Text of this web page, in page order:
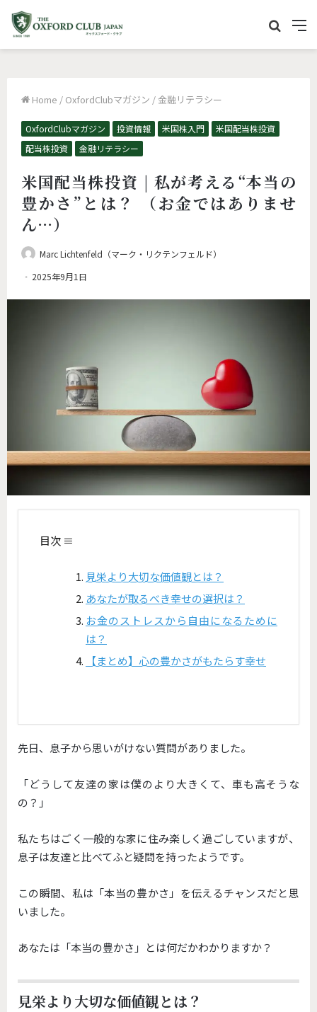
M
e
イ
Home / OxfordClubマガジン / 金融リテラシー
OxfordClubマガジン 投資情報 米国株入門
米国配当株投資
配当株投資
金融リテラシー
米国配当株投資 | 私が考える“本当の
豊かさ”とは？ （お金ではありませ
ん…）
Marc Lichtenfeld（マーク・リクテンフェルド）
2025年9月1日
目次 ≡
見栄より大切な価値観とは？
あなたが取るべき幸せの選択は？
お金のストレスから自由になるために
は？
【まとめ】心の豊かさがもたらす幸せ
先日、息子から思いがけない質問がありました。
「どうして友達の家は僕のより大きくて、車も高そうな
の？」
私たちはごく一般的な家に住み楽しく過ごしていますが、
息子は友達と比べてふと疑問を持ったようです。
この瞬間、私は「本当の豊かさ」 を伝えるチャンスだと思
いました。
あなたは「本当の豊かさ」とは何だかわかりますか？
見栄より大切な価値観とは？